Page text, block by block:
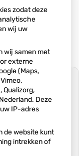
tussen
zodat deze
wij uw
wij samen met
externe
(Maps,
Qualizorg,
Deze
IP-adres
de website kunt
intrekken of